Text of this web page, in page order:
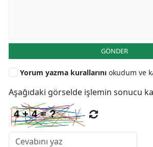
GÖNDER
Yorum yazma kurallarını okudum ve
Aşağıdaki görselde işlemin sonucu